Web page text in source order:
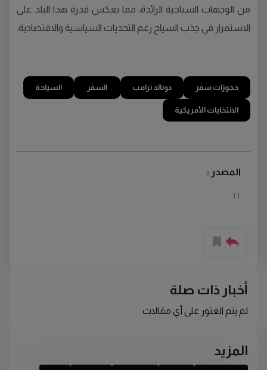
من الوجهات السياحية الرائدة، مما يعكس قدرة هذا البلد على
الاستمرار في جذب السياح رغم التحديات السياسية والاقتصادية.
حجوزات سفر دونالد ترامب السفر السياحة
الانتخابات الأمريكية
المصدر :
TT
أخبار ذات صلة
لم يتم العثور على أي مقالات
المزيد